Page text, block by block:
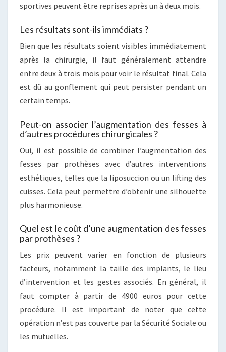
sportives peuvent être reprises après un à deux mois.
Les résultats sont-ils immédiats ?
Bien que les résultats soient visibles immédiatement
après la chirurgie, il faut généralement attendre
entre deux à trois mois pour voir le résultat final. Cela
est dû au gonflement qui peut persister pendant un
certain temps.
Peut-on associer l’augmentation des fesses à
d’autres procédures chirurgicales ?
Oui, il est possible de combiner l’augmentation des
fesses par prothèses avec d’autres interventions
esthétiques, telles que la liposuccion ou un lifting des
cuisses. Cela peut permettre d’obtenir une silhouette
plus harmonieuse.
Quel est le coût d’une augmentation des fesses
par prothèses ?
Les prix peuvent varier en fonction de plusieurs
facteurs, notamment la taille des implants, le lieu
d’intervention et les gestes associés. En général, il
faut compter à partir de 4900 euros pour cette
procédure. Il est important de noter que cette
opération n’est pas couverte par la Sécurité Sociale ou
les mutuelles.